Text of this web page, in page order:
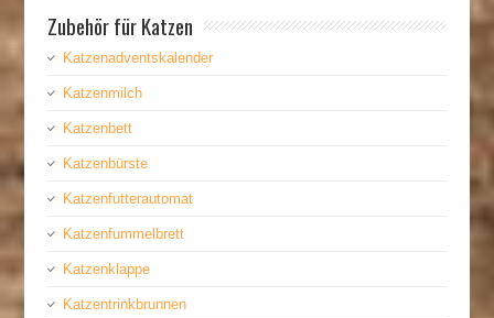
Zubehör für Katzen
Katzenadventskalender
Katzenmilch
Katzenbett
Katzenbürste
Katzenfutterautomat
Katzenfummelbrett
Katzenklappe
Katzentrinkbrunnen